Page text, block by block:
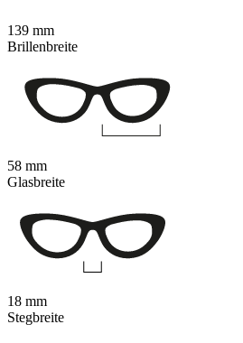
139 mm
Brillenbreite
58 mm
Glasbreite
18 mm
Stegbreite